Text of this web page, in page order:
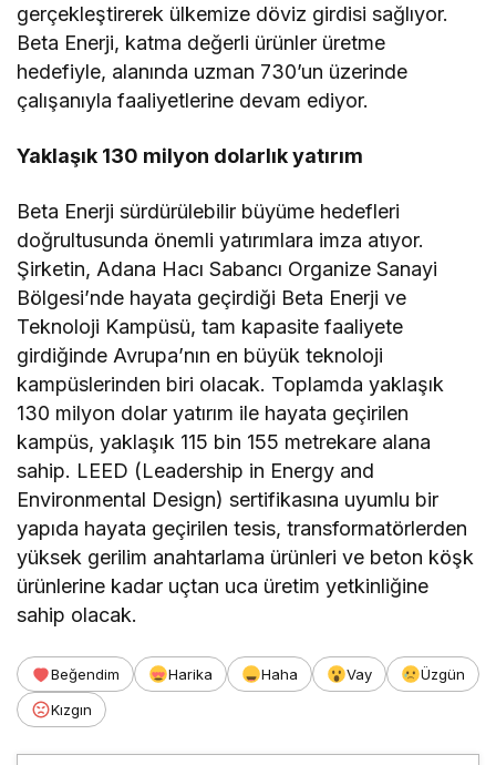
gerçekleştirerek ülkemize döviz girdisi sağlıyor.
Beta Enerji, katma değerli ürünler üretme
hedefiyle, alanında uzman 730’un üzerinde
çalışanıyla faaliyetlerine devam ediyor.
Yaklaşık 130 milyon dolarlık yatırım
Beta Enerji sürdürülebilir büyüme hedefleri
doğrultusunda önemli yatırımlara imza atıyor.
Şirketin, Adana Hacı Sabancı Organize Sanayi
Bölgesi’nde hayata geçirdiği Beta Enerji ve
Teknoloji Kampüsü, tam kapasite faaliyete
girdiğinde Avrupa’nın en büyük teknoloji
kampüslerinden biri olacak. Toplamda yaklaşık
130 milyon dolar yatırım ile hayata geçirilen
kampüs, yaklaşık 115 bin 155 metrekare alana
sahip. LEED (Leadership in Energy and
Environmental Design) sertifikasına uyumlu bir
yapıda hayata geçirilen tesis, transformatörlerden
yüksek gerilim anahtarlama ürünleri ve beton köşk
ürünlerine kadar uçtan uca üretim yetkinliğine
sahip olacak.
Beğendim Harika Haha Vay
Üzgün
Kızgın